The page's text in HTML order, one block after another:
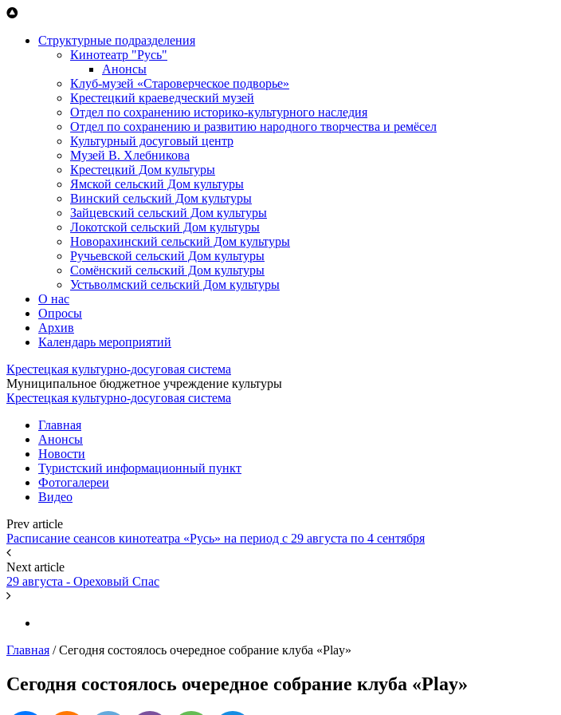
Перейти к основному содержанию
Структурные подразделения
Кинотеатр "Русь"
Анонсы
Клуб-музей «Староверческое подворье»
Крестецкий краеведческий музей
Отдел по сохранению историко-культурного наследия
Отдел по сохранению и развитию народного творчества и ремёсел
Культурный досуговый центр
Музей В. Хлебникова
Крестецкий Дом культуры
Ямской сельский Дом культуры
Винский сельский Дом культуры
Зайцевский сельский Дом культуры
Локотской сельский Дом культуры
Новорахинский сельский Дом культуры
Ручьевской сельский Дом культуры
Сомёнский сельский Дом культуры
Устьволмский сельский Дом культуры
О нас
Опросы
Архив
Календарь мероприятий
Крестецкая культурно-досуговая система
Муниципальное бюджетное учреждение культуры
Крестецкая культурно-досуговая система
Главная
Анонсы
Новости
Туристский информационный пункт
Фотогалереи
Видео
Prev article
Расписание сеансов кинотеатра «Русь» на период с 29 августа по 4 сентября
Next article
29 августа - Ореховый Спас
Главная /Сегодня состоялось очередное собрание клуба «Play»
Сегодня состоялось очередное собрание клуба «Play»